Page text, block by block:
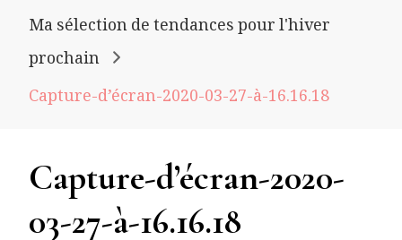
Ma sélection de tendances pour l'hiver
prochain
Capture-d’écran-2020-03-27-à-16.16.18
Capture-d’écran-2020-
03-27-à-16.16.18